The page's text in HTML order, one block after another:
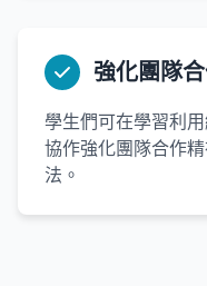
強化團隊
學生們可在學習利
協作強化團隊合作
法。